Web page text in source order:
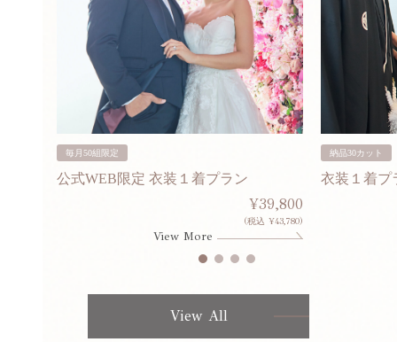
毎月50組限定
公式WEB限定 衣装１着プラン
¥39,800
(税込 ¥43,780)
View More
納品30カット
衣装１着プ
View All